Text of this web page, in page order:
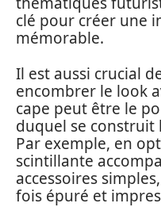
clé pour créer une
mémorable.
Il est aussi crucial
encombrer le look
cape peut être le
duquel se construit
Par exemple, en
scintillante
accessoires
fois épuré et